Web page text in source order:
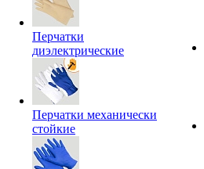
Перчатки
диэлектрические
Перчатки механически
стойкие